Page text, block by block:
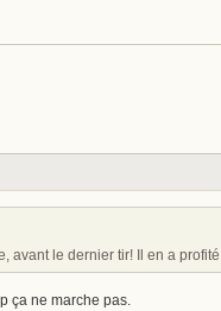
avant le dernier tir! Il en a
ça ne marche pas.